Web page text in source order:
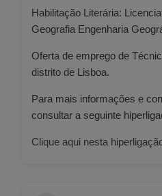
Habilitação Literária:
Geografia Engenharia
Oferta de emprego de
distrito de Lisboa.
Para mais informações e
consultar a seguinte
Clique aqui nesta